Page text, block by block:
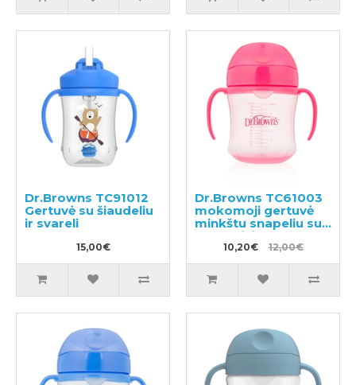
Dr.Browns TC91012
Gertuvė su šiaudeliu
ir svareli
15,00€
Dr.Browns TC61003
mokomoji gertuvė
minkštu snapeliu su
rankenėlėm
10,20€ 12,00€